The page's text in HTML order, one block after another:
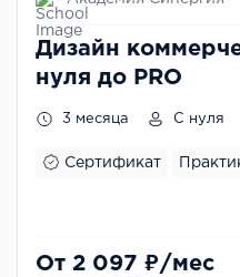
Дизайн
нуля до PRO
3 месяца С нуля
Сертификат
От 2 097 ₽/мес